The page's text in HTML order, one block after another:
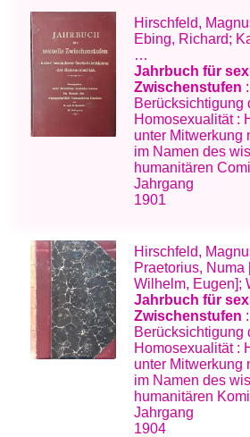
Hirschfeld,
Ebing, Richard;
…
Jahrbuch für
Zwischenstufen
Berücksichtigung
Homosexualität :
unter Mitwerkung
im Namen des
humanitären
Jahrgang
1901
Hirschfeld,
Praetorius, Numa
Wilhelm, Eugen];
Jahrbuch für
Zwischenstufen
Berücksichtigung
Homosexualität :
unter Mitwerkung
im Namen des
humanitären
Jahrgang
1904